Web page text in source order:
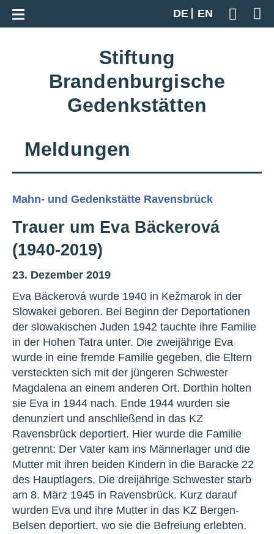
DE
EN
Geben
Zur Gesamtübersicht
Stiftung
Brandenburgische
Gedenkstätten
Meldungen
Mahn- und Gedenkstätte Ravensbrück
Trauer um Eva Bäckerová
(1940-2019)
23. Dezember 2019
Eva Bäckerová wurde 1940 in Kežmarok in der
Slowakei geboren. Bei Beginn der Deportationen
der slowakischen Juden 1942 tauchte ihre Familie
in der Hohen Tatra unter. Die zweijährige Eva
wurde in eine fremde Familie gegeben, die Eltern
versteckten sich mit der jüngeren Schwester
Magdalena an einem anderen Ort. Dorthin holten
sie Eva in 1944 nach. Ende 1944 wurden sie
denunziert und anschließend in das KZ
Ravensbrück deportiert. Hier wurde die Familie
getrennt: Der Vater kam ins Männerlager und die
Mutter mit ihren beiden Kindern in die Baracke 22
des Hauptlagers. Die dreijährige Schwester starb
am 8. März 1945 in Ravensbrück. Kurz darauf
wurden Eva und ihre Mutter in das KZ Bergen-
Belsen deportiert, wo sie die Befreiung erlebten.